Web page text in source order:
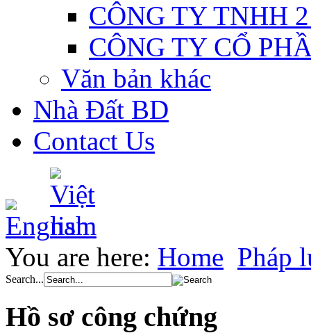
CÔNG TY TNHH
CÔNG TY CỔ
Văn bản khác
Nhà Đất BD
Contact Us
You are here: Home Pháp
Search...
Hồ sơ công chứng